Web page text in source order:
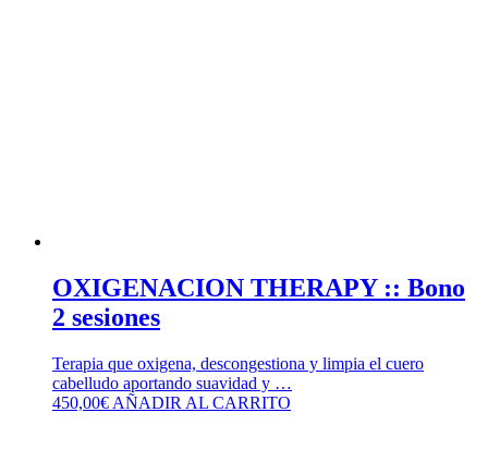
OXIGENACION THERAPY :: Bono
2 sesiones
Terapia que oxigena, descongestiona y limpia el cuero
cabelludo aportando suavidad y …
450,00€ AÑADIR AL CARRITO